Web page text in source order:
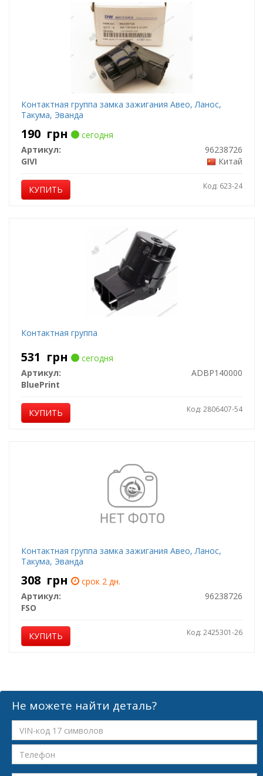
Контактная группа замка зажигания Авео, Ланос,
Такума, Эванда
190 грн
сегодня
Артикул:
96238726
GIVI
Китай
КУПИТЬ Код: 623-24
Контактная группа
531 грн
сегодня
Артикул:
ADBP140000
BluePrint
КУПИТЬ Код: 2806407-54
Контактная группа замка зажигания Авео, Ланос,
Такума, Эванда
308 грн
срок 2 дн.
Артикул:
96238726
FSO
КУПИТЬ Код: 2425301-26
Не можете найти деталь?